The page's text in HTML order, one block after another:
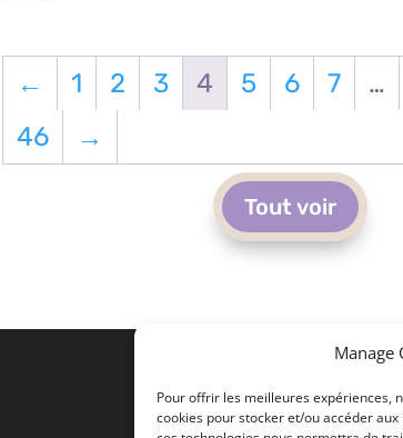
Manage
Pour offrir les meilleures expériences,
cookies pour stocker et/ou accéder
← 1 2 3 4 5 6 7 …
46
→
Tout voir
Liens